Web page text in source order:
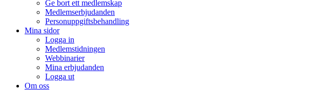
Ge bort ett medlemskap
Medlemserbjudanden
Personuppgiftsbehandling
Mina sidor
Logga in
Medlemstidningen
Webbinarier
Mina erbjudanden
Logga ut
Om oss